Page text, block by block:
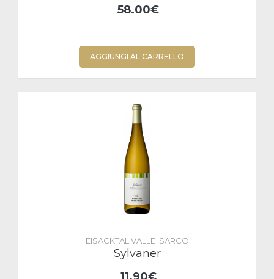
58.00€
AGGIUNGI AL CARRELLO
EISACKTAL VALLE ISARCO
Sylvaner